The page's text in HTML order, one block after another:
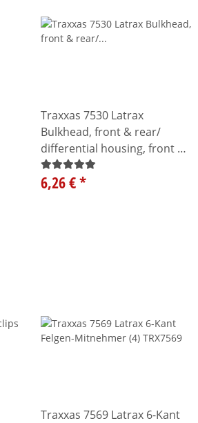
Traxxas 7530 Latrax
Bulkhead, front & rear/
differential housing, front &
rear
6,26 €*
Traxxas 7569 Latrax 6-Kant